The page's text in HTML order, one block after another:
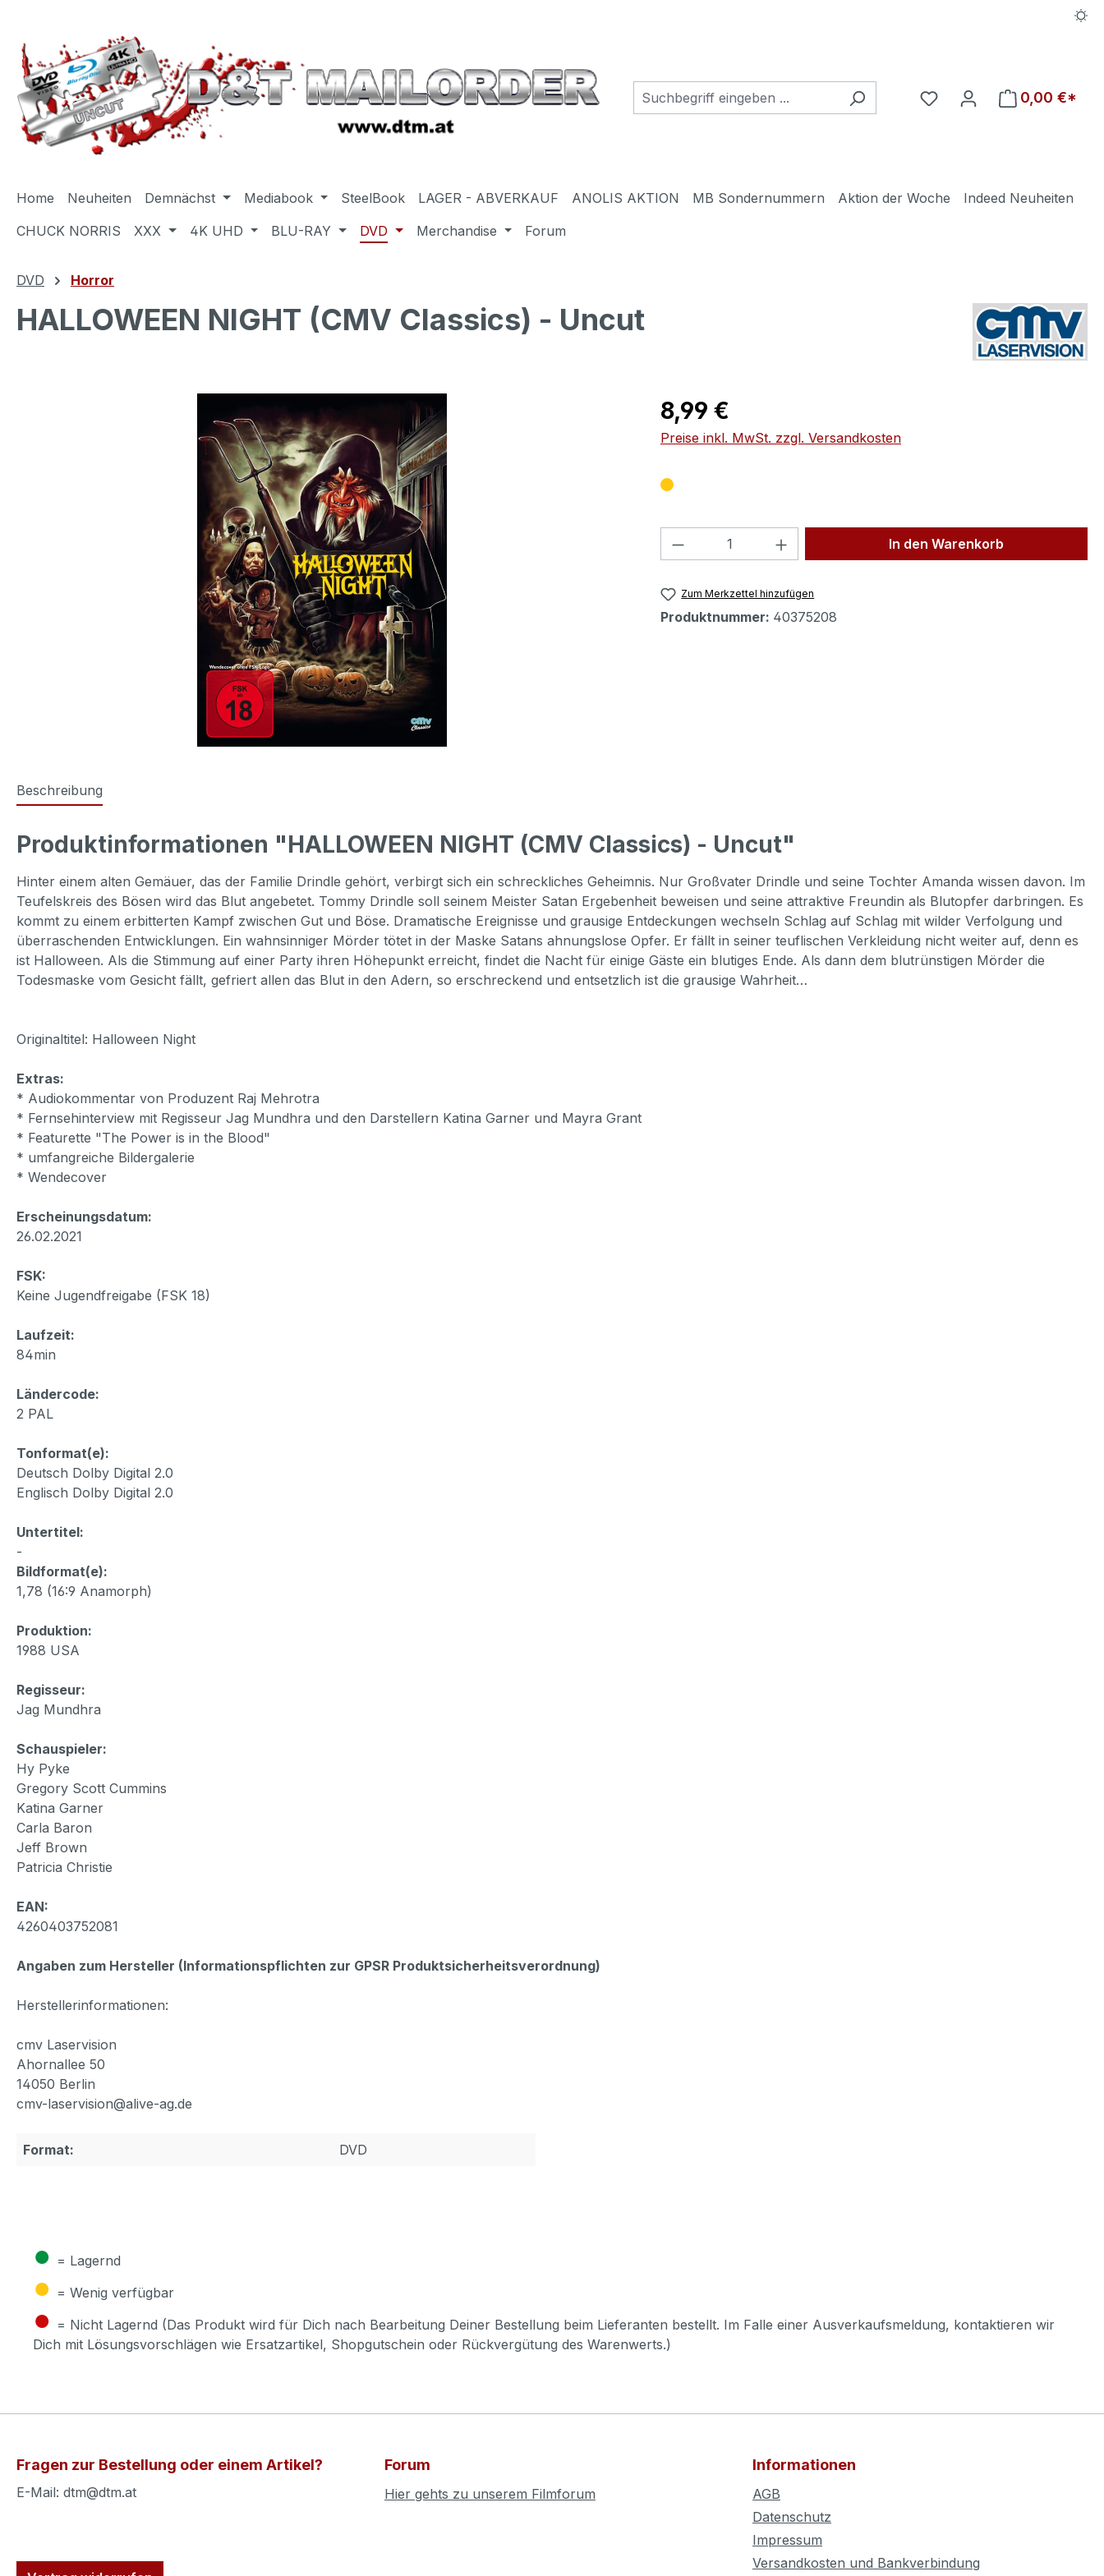
Du hast 0 Produkte auf
0,00 €*
Home Neuheiten Demnächst Mediabook SteelBook LAGER - ABVERKAUF ANOLIS AKTION MB Sondernummern Aktion der Woche
Indeed Neuheiten
CHUCK NORRIS
XXX 4K UHD BLU-RAY DVD Merchandise Forum
DVD Horror
HALLOWEEN NIGHT (CMV Classics) - Uncut
Regulärer Preis:
8,99 €
Preise inkl. MwSt. zzgl. Versandkosten
Produkt Anzahl: Gib den gewünschten Wert
In den Warenkorb
Zum Merkzettel hinzufügen
Produktnummer: 40375208
Beschreibung
Produktinformationen "HALLOWEEN NIGHT (CMV Classics) - Uncut"
Hinter einem alten Gemäuer, das der Familie Drindle gehört, verbirgt sich ein schreckliches Geheimnis. Nur Großvater Drindle und seine Tochter Amanda wissen davon. Im
Teufelskreis des Bösen wird das Blut angebetet. Tommy Drindle soll seinem Meister Satan Ergebenheit beweisen und seine attraktive Freundin als Blutopfer darbringen. Es
kommt zu einem erbitterten Kampf zwischen Gut und Böse. Dramatische Ereignisse und grausige Entdeckungen wechseln Schlag auf Schlag mit wilder Verfolgung und
überraschenden Entwicklungen. Ein wahnsinniger Mörder tötet in der Maske Satans ahnungslose Opfer. Er fällt in seiner teuflischen Verkleidung nicht weiter auf, denn es
ist Halloween. Als die Stimmung auf einer Party ihren Höhepunkt erreicht, findet die Nacht für einige Gäste ein blutiges Ende. Als dann dem blutrünstigen Mörder die
Todesmaske vom Gesicht fällt, gefriert allen das Blut in den Adern, so erschreckend und entsetzlich ist die grausige Wahrheit…
Originaltitel: Halloween Night
Extras:
* Audiokommentar von Produzent Raj Mehrotra
* Fernsehinterview mit Regisseur Jag Mundhra und den Darstellern Katina Garner und Mayra Grant
* Featurette "The Power is in the Blood"
* umfangreiche Bildergalerie
* Wendecover
Erscheinungsdatum:
26.02.2021
FSK:
Keine Jugendfreigabe (FSK 18)
Laufzeit:
84min
Ländercode:
2 PAL
Tonformat(e):
Deutsch Dolby Digital 2.0
Englisch Dolby Digital 2.0
Untertitel:
-
Bildformat(e):
1,78 (16:9 Anamorph)
Produktion:
1988 USA
Regisseur:
Jag Mundhra
Schauspieler:
Hy Pyke
Gregory Scott Cummins
Katina Garner
Carla Baron
Jeff Brown
Patricia Christie
EAN:
4260403752081
Angaben zum Hersteller (Informationspflichten zur GPSR Produktsicherheitsverordnung)
Herstellerinformationen:
cmv Laservision
Ahornallee 50
14050 Berlin
cmv-laservision@alive-ag.de
Format: DVD
● = Lagernd
● = Wenig verfügbar
● = Nicht Lagernd (Das Produkt wird für Dich nach Bearbeitung Deiner Bestellung beim Lieferanten bestellt. Im Falle einer Ausverkaufsmeldung, kontaktieren wir
Dich mit Lösungsvorschlägen wie Ersatzartikel, Shopgutschein oder Rückvergütung des Warenwerts.)
Fragen zur Bestellung oder einem Artikel?
E-Mail: dtm@dtm.at
Forum
Hier gehts zu unserem Filmforum
Informationen
AGB
Datenschutz
Impressum
Versandkosten und Bankverbindung